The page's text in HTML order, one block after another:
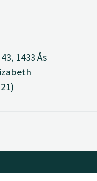
1433 Ås